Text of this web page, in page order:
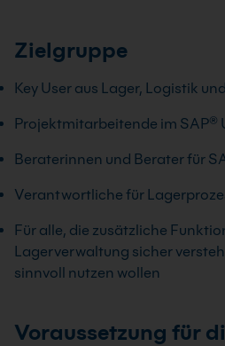
Zielgruppe
Key User aus Lager, Logistik
Projektmitarbeitende im SAP®
Beraterinnen und Berater für
Verantwortliche für
Für alle, die zusätzliche
Lagerverwaltung sicher
sinnvoll nutzen wollen
Voraussetzung für